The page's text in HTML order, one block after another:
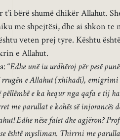
bërë shumë dhikër Allahut.
me shpejtësi, dhe ai shkon te
veten prej tyre. Kështu
e Allahut.
“Edhe unë iu urdhëroj për pesë
e Allahut (xhihadi), emigrimi
e ka hequr nga qafa e tij
me parullat e kohës së injorancës
Edhe nëse falet dhe agjëron?
se është mysliman. Thirrni me